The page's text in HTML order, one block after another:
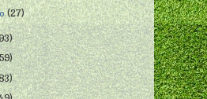
(27)